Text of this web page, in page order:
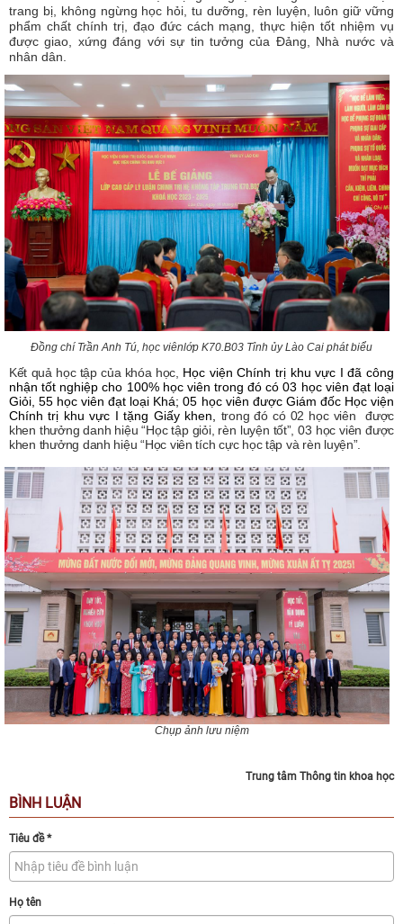
trang bị, không ngừng học hỏi, tu dưỡng, rèn luyện, luôn giữ vững
phẩm chất chính trị, đạo đức cách mạng, thực hiện tốt nhiệm vụ
được giao, xứng đáng với sự tin tưởng của Đảng, Nhà nước và
nhân dân.
Đồng chí Trần Anh Tú, học viênlớp K70.B03 Tỉnh ủy Lào Cai phát biểu
Kết quả học tập của khóa học, Học viện Chính trị khu vực I đã công
nhận tốt nghiệp cho 100% học viên trong đó có 03 học viên đạt loại
Giỏi, 55 học viên đạt loại Khá; 05 học viên được Giám đốc Học viện
Chính trị khu vực I tặng Giấy khen, trong đó có 02 học viên được
khen thưởng danh hiệu “Học tập giỏi, rèn luyện tốt”, 03 học viên được
khen thưởng danh hiệu “Học viên tích cực học tập và rèn luyện”.
Chụp ảnh lưu niệm
Trung tâm Thông tin khoa học
BÌNH LUẬN
Tiêu đề*
Họ tên